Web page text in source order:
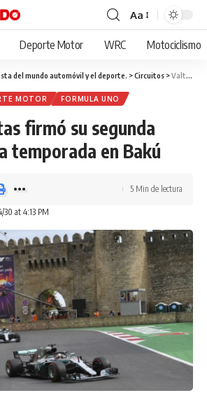
Cambiar
tamaño
fuente
Aa
Deporte Motor WRC Motociclismo
del mundo automóvil y el deporte. >Circuitos >Valtteri Bottas firmó su segunda victoria de la temporada en Bakú
MOTOR FORMULA UNO
firmó su segunda
temporada en Bakú
30 at 4:13 PM
5 Min de lectura